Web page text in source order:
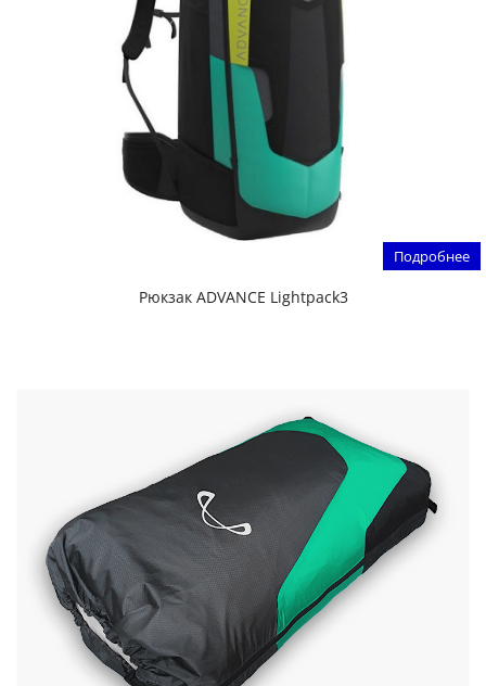
Подробнее
Рюкзак ADVANCE Lightpack3